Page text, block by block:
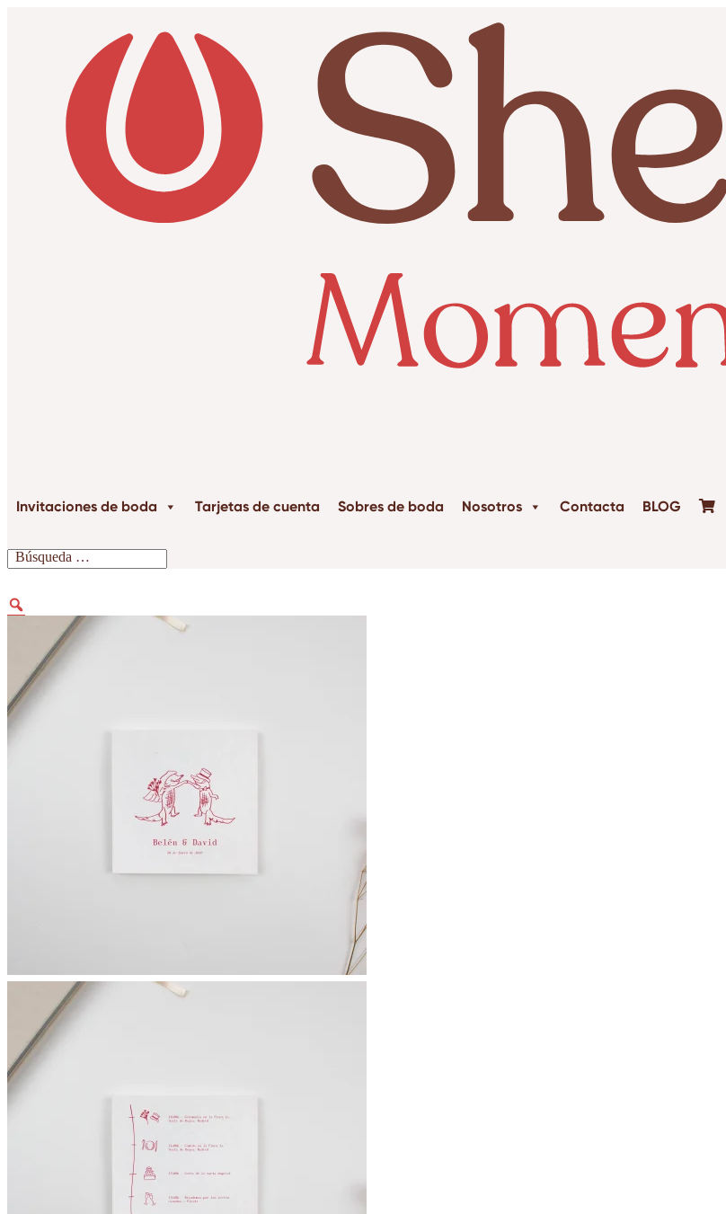
Invitaciones de boda Tarjetas de cuenta Sobres de boda Nosotros Contacta BLOG